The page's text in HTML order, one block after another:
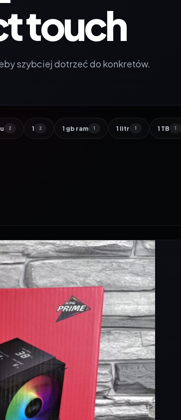
touch
szybciej dotrzeć do konkretów.
2 1 2 1 gb ram 1 1 litr 1 1 TB 1